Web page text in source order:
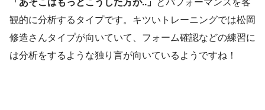
「あそこはもっとこうした方が..」 とパフォーマンスを客
観的に分析するタイプです。キツいトレーニングでは松岡
修造さんタイプが向いていて、フォーム確認などの練習に
は分析をするような独り言が向いているようですね！